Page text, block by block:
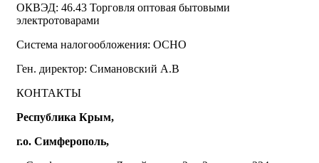
ОКВЭД: 46.43 Торговля оптовая бытовыми
электротоварами
Система налогообложения: ОСНО
Ген. директор: Симановский А.В
КОНТАКТЫ
Республика Крым,
г.о. Симферополь,